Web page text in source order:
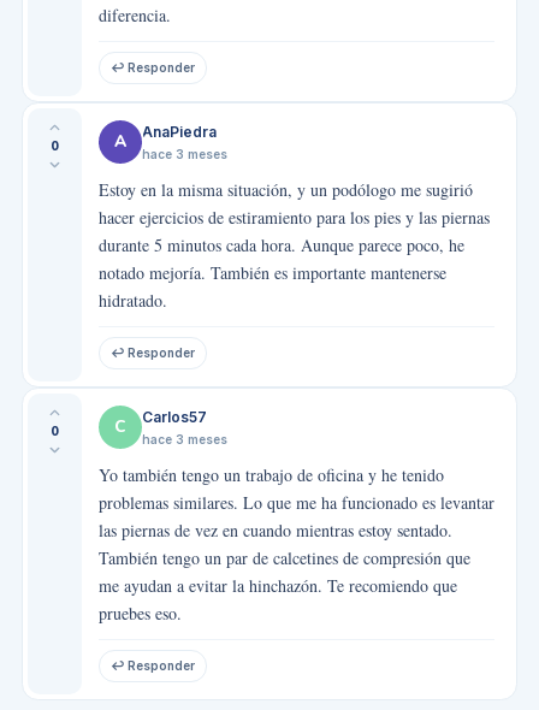
diferencia.
↩ Responder
0 A AnaPiedra
hace 3 meses
Estoy en la misma situación, y un podólogo me sugirió
hacer ejercicios de estiramiento para los pies y las piernas
durante 5 minutos cada hora. Aunque parece poco, he
notado mejoría. También es importante mantenerse
hidratado.
↩ Responder
0 C Carlos57
hace 3 meses
Yo también tengo un trabajo de oficina y he tenido
problemas similares. Lo que me ha funcionado es levantar
las piernas de vez en cuando mientras estoy sentado.
También tengo un par de calcetines de compresión que
me ayudan a evitar la hinchazón. Te recomiendo que
pruebes eso.
↩ Responder